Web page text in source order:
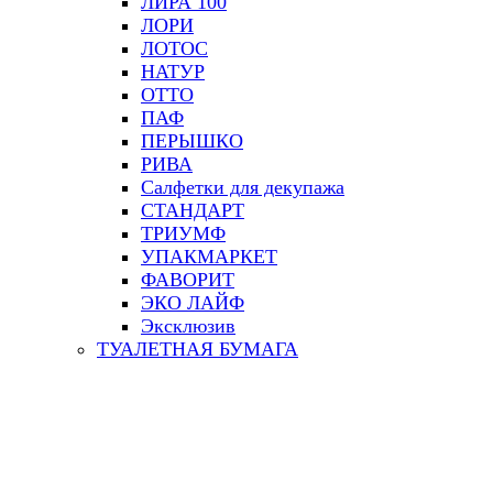
ЛОРИ
ЛОТОС
НАТУР
ОТТО
ПАФ
ПЕРЫШКО
РИВА
Салфетки для декупажа
СТАНДАРТ
ТРИУМФ
УПАКМАРКЕТ
ФАВОРИТ
ЭКО ЛАЙФ
Эксклюзив
ТУАЛЕТНАЯ БУМАГА